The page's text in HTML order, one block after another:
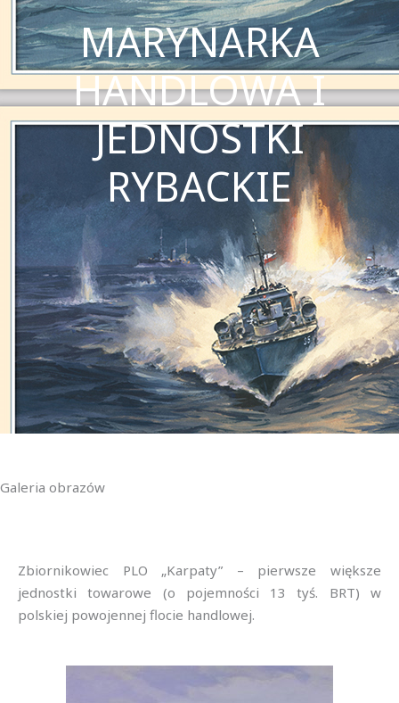
MARYNARKA
HANDLOWA I
JEDNOSTKI
RYBACKIE
Galeria obrazów
Zbiornikowiec PLO „Karpaty” – pierwsze większe
jednostki towarowe (o pojemności 13 tyś. BRT) w
polskiej powojennej flocie handlowej.